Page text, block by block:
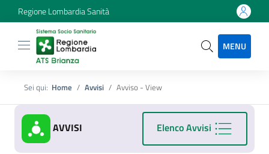
Regione Lombardia Sanità
MENU
Sei qui: Home Avvisi Avviso - View
AVVISI Elenco Avvisi